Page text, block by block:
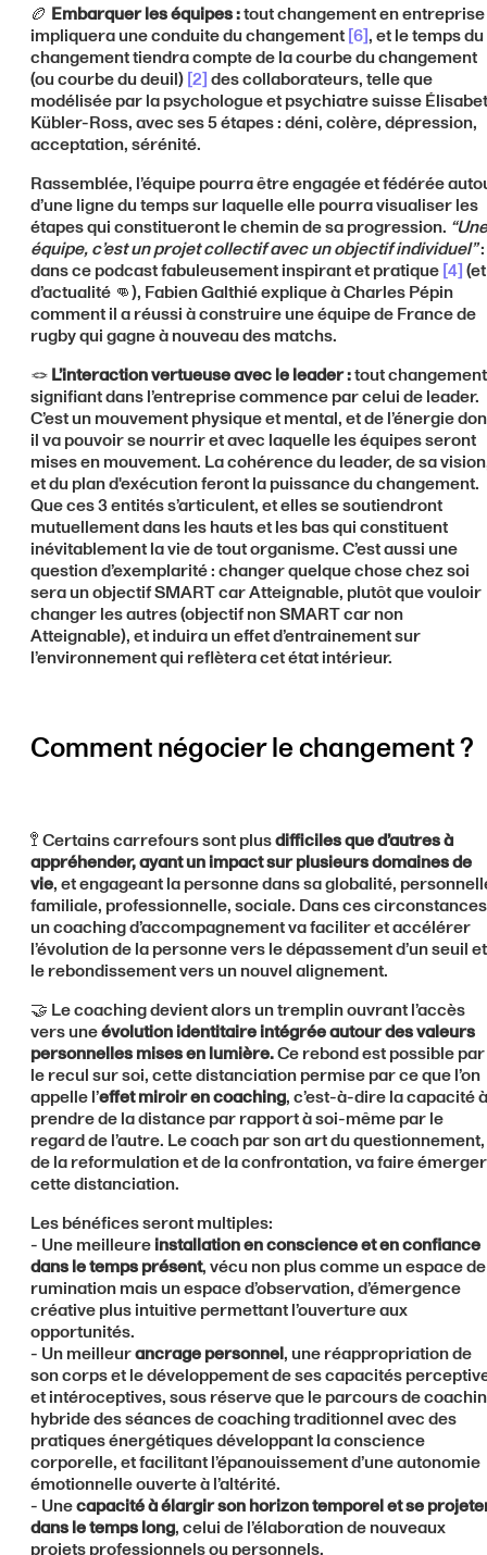
🏉 Embarquer les équipes :tout changement en entreprise
impliquera une conduite du changement[6], et le temps du
changement tiendra compte de la courbe du changement
(ou courbe du deuil)[2]des collaborateurs, telle que
modélisée par la psychologue et psychiatre suisse
Kübler-Ross, avec ses 5 étapes : déni, colère, dépression,
acceptation, sérénité.
Rassemblée, l’équipe pourra être engagée et fédérée
d’une ligne du temps sur laquelle elle pourra visualiser les
étapes qui constitueront le chemin de sa progression. “Une
équipe, c’est un projet collectif avec un objectif individuel”:
dans ce podcast fabuleusement inspirant et pratique[4](et
d’actualité 👊), Fabien Galthié explique à Charles Pépin
comment il a réussi à construire une équipe de France de
rugby qui gagne à nouveau des matchs.
🪢L’interaction vertueuse avec le leader :tout changement
signifiant dans l’entreprise commence par celui de leader.
C’est un mouvement physique et mental, et de l’énergie
il va pouvoir se nourrir et avec laquelle les équipes seront
mises en mouvement. La cohérence du leader, de sa
et du plan d'exécution feront la puissance du changement.
Que ces 3 entités s’articulent, et elles se soutiendront
mutuellement dans les hauts et les bas qui constituent
inévitablement la vie de tout organisme. C’est aussi une
question d’exemplarité : changer quelque chose chez soi
sera un objectif SMART car Atteignable, plutôt que vouloir
changer les autres (objectif non SMART car non
Atteignable), et induira un effet d’entrainement sur
l’environnement qui reflètera cet état intérieur.
Comment négocier le changement ?
🚏 Certains carrefours sont plusdifficiles que d’autres à
appréhender, ayant un impact sur plusieurs domaines de
vie, et engageant la personne dans sa globalité,
familiale, professionnelle, sociale. Dans ces circonstances
un coaching d’accompagnement va faciliter et accélérer
l’évolution de la personne vers le dépassement d’un seuil et
le rebondissement vers un nouvel alignement.
🤝 Le coaching devient alors un tremplin ouvrant l’accès
vers uneévolution identitaire intégrée autour des valeurs
personnelles mises en lumière.Ce rebond est possible par
le recul sur soi, cette distanciation permise par ce que l’on
appelle l’effet miroir en coaching, c’est-à-dire la capacité à
prendre de la distance par rapport à soi-même par le
regard de l’autre. Le coach par son art du questionnement,
de la reformulation et de la confrontation, va faire émerger
cette distanciation.
Les bénéfices seront multiples:
- Une meilleureinstallation en conscience et en confiance
dans le temps présent, vécu non plus comme un espace de
rumination mais un espace d’observation, d’émergence
créative plus intuitive permettant l’ouverture aux
opportunités.
- Un meilleurancrage personnel, une réappropriation de
son corps et le développement de ses capacités
et intéroceptives, sous réserve que le parcours de
hybride des séances de coaching traditionnel avec des
pratiques énergétiques développant la conscience
corporelle, et facilitant l’épanouissement d’une autonomie
émotionnelle ouverte à l’altérité.
- Unecapacité à élargir son horizon temporel et se
dans le temps long, celui de l’élaboration de nouveaux
projets professionnels ou personnels.